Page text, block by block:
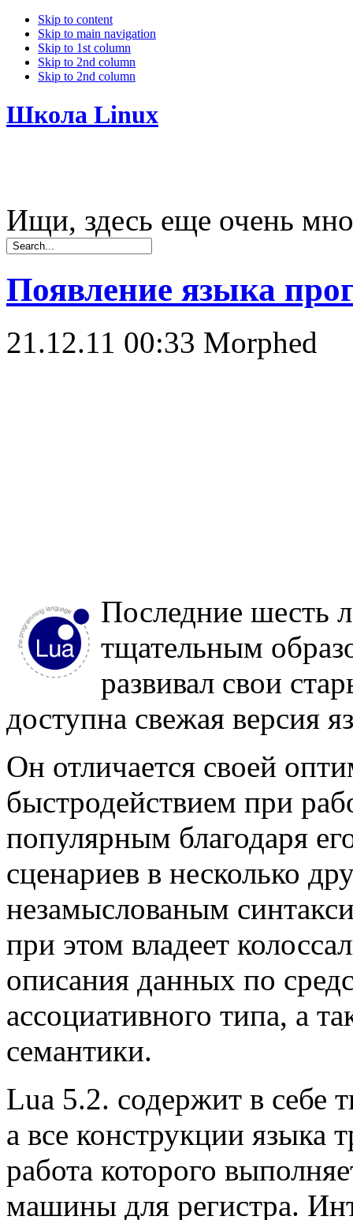
Skip to content
Skip to main navigation
Skip to 1st column
Skip to 2nd column
Skip to 2nd column
Школа Linux
Ищи, здесь еще очень
Появление языка
21.12.11 00:33 Morphed
Последние шесть
тщательным
развивал свои
доступна свежая версия
Он отличается своей
быстродействием при
популярным благодаря
сценариев в несколько
незамыслованым
при этом владеет
описания данных по
ассоциативного типа, а
семантики.
Lua 5.2. содержит в себе
а все конструкции языка
работа которого
машины для регистра.